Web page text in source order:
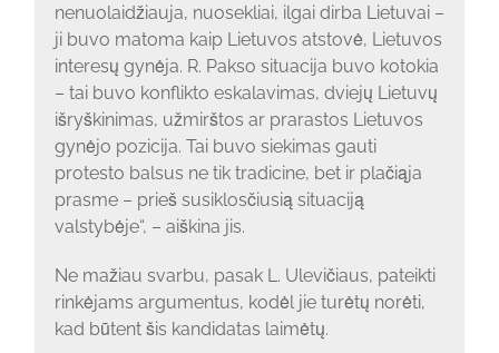
nenuolaidžiauja, nuosekliai, ilgai dirba Lietuvai –
ji buvo matoma kaip Lietuvos atstovė, Lietuvos
interesų gynėja. R. Pakso situacija buvo kotokia
– tai buvo konflikto eskalavimas, dviejų Lietuvų
išryškinimas, užmirštos ar prarastos Lietuvos
gynėjo pozicija. Tai buvo siekimas gauti
protesto balsus ne tik tradicine, bet ir plačiąja
prasme – prieš susiklosčiusią situaciją
valstybėje“, – aiškina jis.
Ne mažiau svarbu, pasak L. Ulevičiaus, pateikti
rinkėjams argumentus, kodėl jie turėtų norėti,
kad būtent šis kandidatas laimėtų.